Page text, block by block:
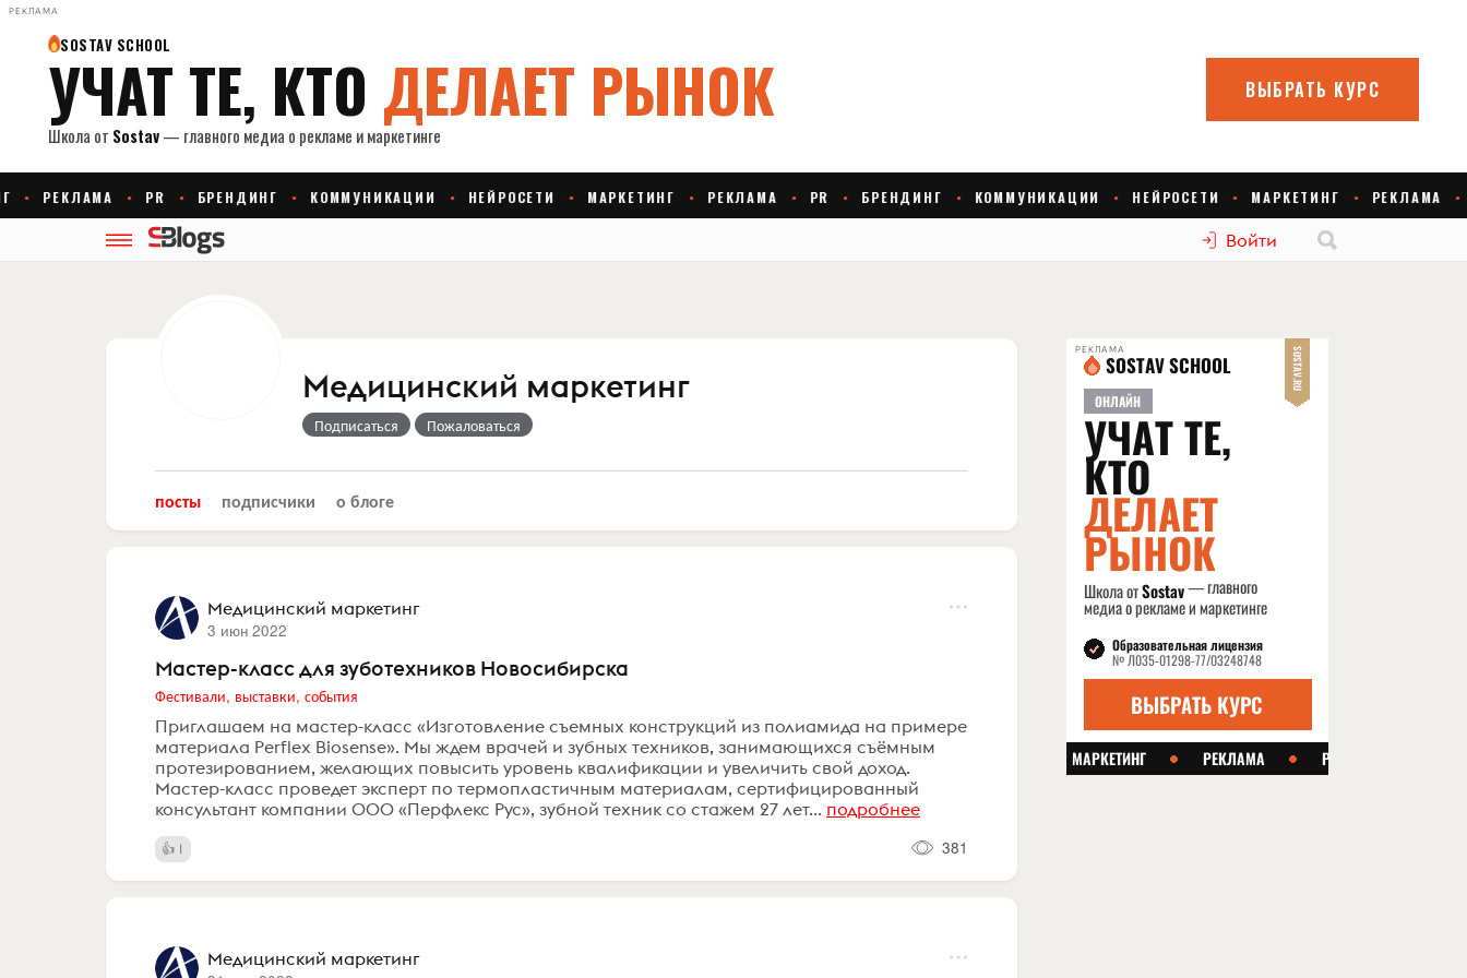
РЕКЛАМА
Войти
Медицинский маркетинг
Подписаться Пожаловаться
посты подписчики о блоге
Медицинский маркетинг
3 июн 2022
Мастер-класс для зуботехников Новосибирска
Фестивали, выставки, события
Приглашаем на мастер-класс «Изготовление съемных конструкций из полиамида на примере
материала Perflex Biosense». Мы ждем врачей и зубных техников, занимающихся съёмным
протезированием, желающих повысить уровень квалификации и увеличить свой доход.
Мастер-класс проведет эксперт по термопластичным материалам, сертифицированный
консультант компании ООО «Перфлекс Рус», зубной техник со стажем 27 лет... подробнее
1 381
Медицинский маркетинг
РЕКЛАМА